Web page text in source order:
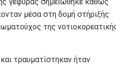
γέφυρας σημειώθηκε καθώς
μέσα στη δομή στήριξής
της
τραυματίστηκαν ήταν